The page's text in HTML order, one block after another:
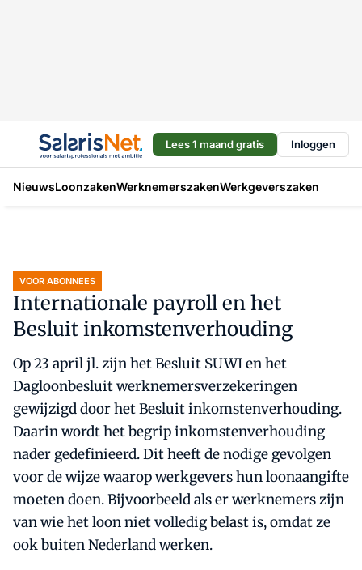
Lees 1 maand gratis Inloggen
NieuwsLoonzakenWerknemerszakenWerkgeverszaken
VOOR ABONNEES
Internationale payroll en het
Besluit inkomstenverhouding
Op 23 april jl. zijn het Besluit SUWI en het
Dagloonbesluit werknemersverzekeringen
gewijzigd door het Besluit inkomstenverhouding.
Daarin wordt het begrip inkomstenverhouding
nader gedefinieerd. Dit heeft de nodige gevolgen
voor de wijze waarop werkgevers hun loonaangifte
moeten doen. Bijvoorbeeld als er werknemers zijn
van wie het loon niet volledig belast is, omdat ze
ook buiten Nederland werken.